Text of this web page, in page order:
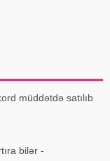
müddətdə satılıb
bilər -